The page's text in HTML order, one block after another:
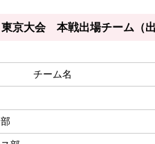
京大会 本戦出場チーム（出
チーム名